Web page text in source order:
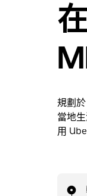
規劃
當地
用